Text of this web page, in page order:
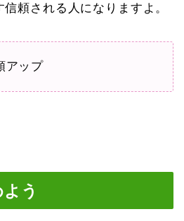
頼される人になりますよ。
アップ
う